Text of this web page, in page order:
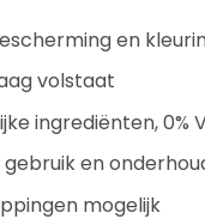
en
volstaat
ingrediënten, 0%
gebruik en
mogelijk